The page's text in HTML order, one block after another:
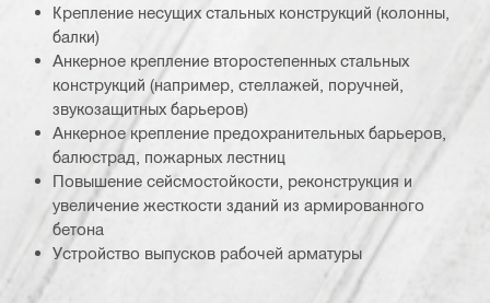
Крепление несущих стальных конструкций (колонны,
балки)
Анкерное крепление второстепенных стальных
конструкций (например, стеллажей, поручней,
звукозащитных барьеров)
Анкерное крепление предохранительных барьеров,
балюстрад, пожарных лестниц
Повышение сейсмостойкости, реконструкция и
увеличение жесткости зданий из армированного
бетона
Устройство выпусков рабочей арматуры